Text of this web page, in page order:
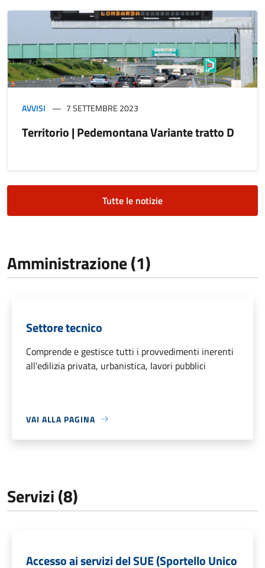
AVVISI 7 SETTEMBRE 2023
Territorio | Pedemontana Variante tratto D
Tutte le notizie
Amministrazione (1)
Settore tecnico
Comprende e gestisce tutti i provvedimenti inerenti
all’edilizia privata, urbanistica, lavori pubblici
VAI ALLA PAGINA
Servizi (8)
Accesso ai servizi del SUE (Sportello Unico